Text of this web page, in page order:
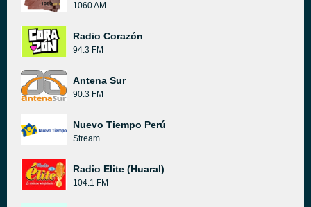
1060 AM
Radio Corazón
94.3 FM
Antena Sur
90.3 FM
Nuevo Tiempo Perú
Stream
Radio Elite (Huaral)
104.1 FM